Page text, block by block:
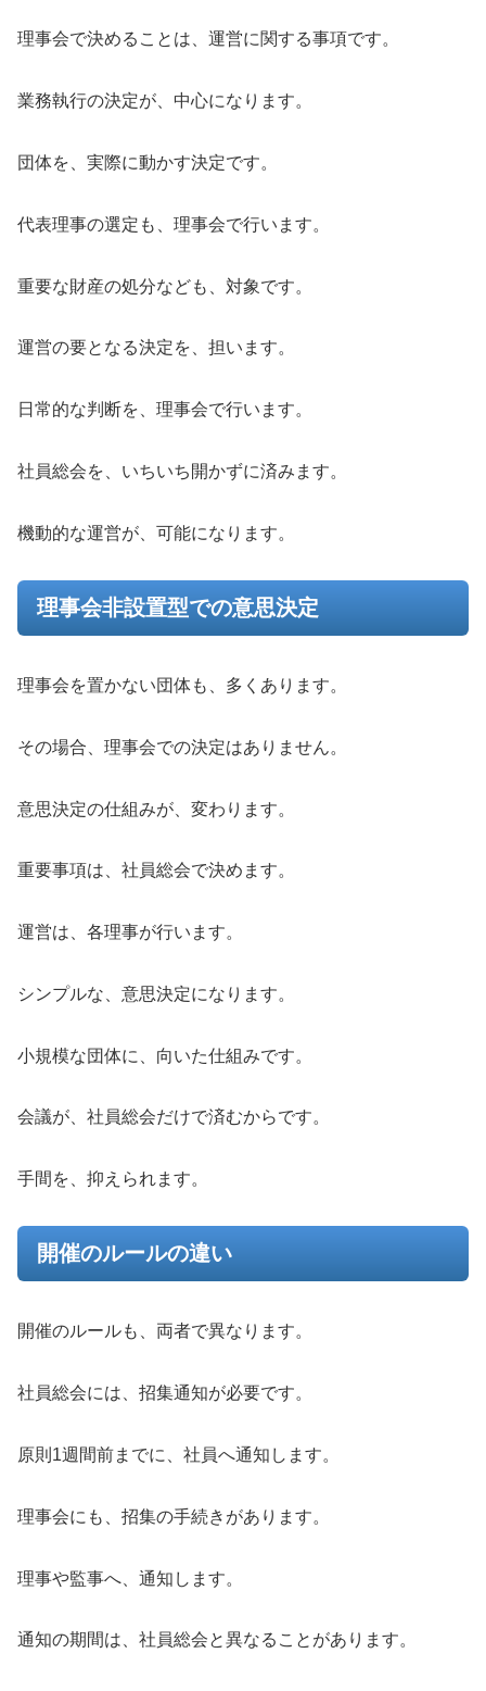
理事会で決めることは、運営に関する事項です。
業務執行の決定が、中心になります。
団体を、実際に動かす決定です。
代表理事の選定も、理事会で行います。
重要な財産の処分なども、対象です。
運営の要となる決定を、担います。
日常的な判断を、理事会で行います。
社員総会を、いちいち開かずに済みます。
機動的な運営が、可能になります。
理事会非設置型での意思決定
理事会を置かない団体も、多くあります。
その場合、理事会での決定はありません。
意思決定の仕組みが、変わります。
重要事項は、社員総会で決めます。
運営は、各理事が行います。
シンプルな、意思決定になります。
小規模な団体に、向いた仕組みです。
会議が、社員総会だけで済むからです。
手間を、抑えられます。
開催のルールの違い
開催のルールも、両者で異なります。
社員総会には、招集通知が必要です。
原則1週間前までに、社員へ通知します。
理事会にも、招集の手続きがあります。
理事や監事へ、通知します。
通知の期間は、社員総会と異なることがあります。